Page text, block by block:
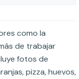
como la
de trabajar
fotos de
pizza, huevos,